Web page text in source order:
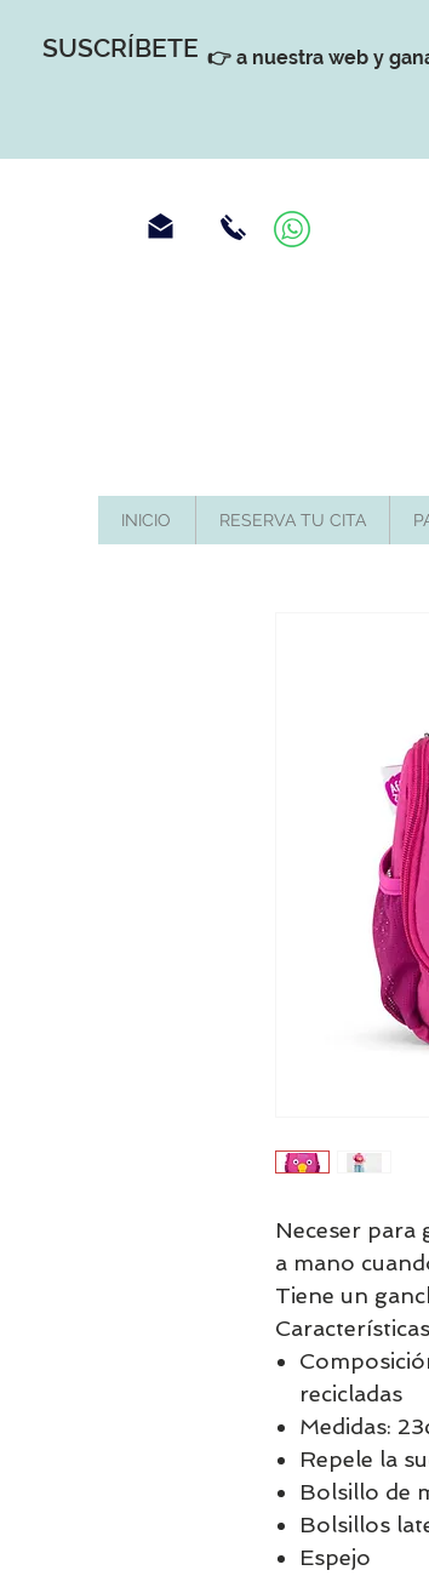
SUSCRÍBETE 👉 a nuestra web y
INICIO RESERVA TU CITA
Neceser para
a mano
Tiene un
Características
recicladas
Medidas:
Repele la
Bolsillo de
Bolsillos
Espejo